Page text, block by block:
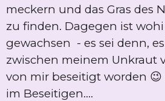
meckern und das Gras des
zu finden. Dagegen ist
gewachsen - es sei denn,
zwischen meinem Unkraut
von mir beseitigt worden
im Beseitigen....